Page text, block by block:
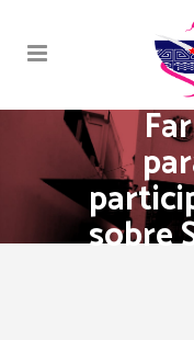
sobre